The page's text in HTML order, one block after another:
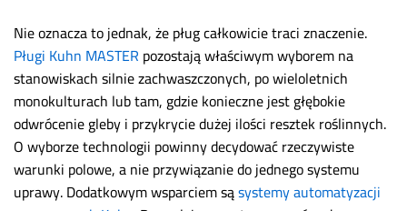
Nie oznacza to jednak, że pług całkowicie traci znaczenie.
Pługi Kuhn MASTER pozostają właściwym wyborem na
stanowiskach silnie zachwaszczonych, po wieloletnich
monokulturach lub tam, gdzie konieczne jest głębokie
odwrócenie gleby i przykrycie dużej ilości resztek roślinnych.
O wyborze technologii powinny decydować rzeczywiste
warunki polowe, a nie przywiązanie do jednego systemu
uprawy. Dodatkowym wsparciem sąsystemy automatyzacji